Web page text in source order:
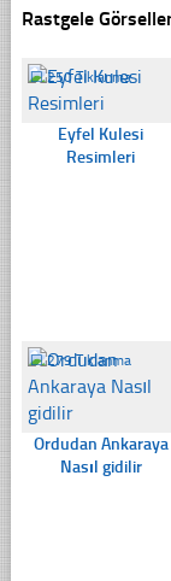
Rastgele
☐250 Tıklanma
Eyfel Kulesi
Resimleri
☐279 Tıklanma
Ordudan Ankaraya
Nasıl gidilir